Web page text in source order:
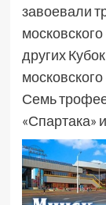
завоевали
других
Семь
«Спартака»